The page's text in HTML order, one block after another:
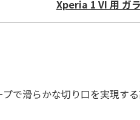
Xperia 1 VI 用 ガ
で滑らかな切り口を実現す